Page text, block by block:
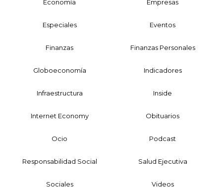
Economía Empresas
Especiales Eventos
Finanzas Finanzas Personales
Globoeconomía Indicadores
Infraestructura Inside
Internet Economy Obituarios
Ocio Podcast
Responsabilidad Social Salud Ejecutiva
Sociales Videos